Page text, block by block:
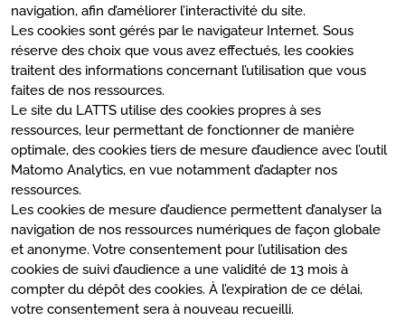
navigation, afin d’améliorer l’interactivité du site.
Les cookies sont gérés par le navigateur Internet. Sous
réserve des choix que vous avez effectués, les cookies
traitent des informations concernant l’utilisation que vous
faites de nos ressources.
Le site du LATTS utilise des cookies propres à ses
ressources, leur permettant de fonctionner de manière
optimale, des cookies tiers de mesure d’audience avec l’outil
Matomo Analytics, en vue notamment d’adapter nos
ressources.
Les cookies de mesure d’audience permettent d’analyser la
navigation de nos ressources numériques de façon globale
et anonyme. Votre consentement pour l’utilisation des
cookies de suivi d’audience a une validité de 13 mois à
compter du dépôt des cookies. À l’expiration de ce délai,
votre consentement sera à nouveau recueilli.